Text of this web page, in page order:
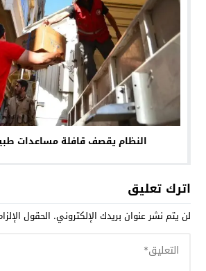
النظام يقصف قافلة مساعدات
اترك تعليق
لن يتم نشر عنوان بريدك الإلكتروني. الحقول